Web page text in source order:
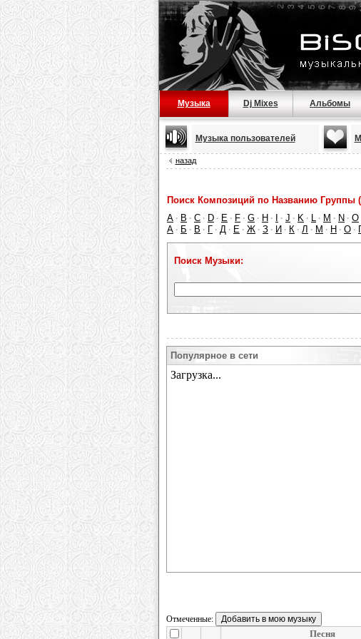
Музыка Dj Mixes Альбомы
Музыка пользователей
назад
Поиск Композиций по Названию Группы
A · B · C · D · E · F · G · H · · J · K · L · M · N · O
А · Б · В · Г · Д · Е · Ж · З · И · К · Л · М · Н · О ·
Поиск Музыки:
Популярное в сети
Отмеченные:
Песня